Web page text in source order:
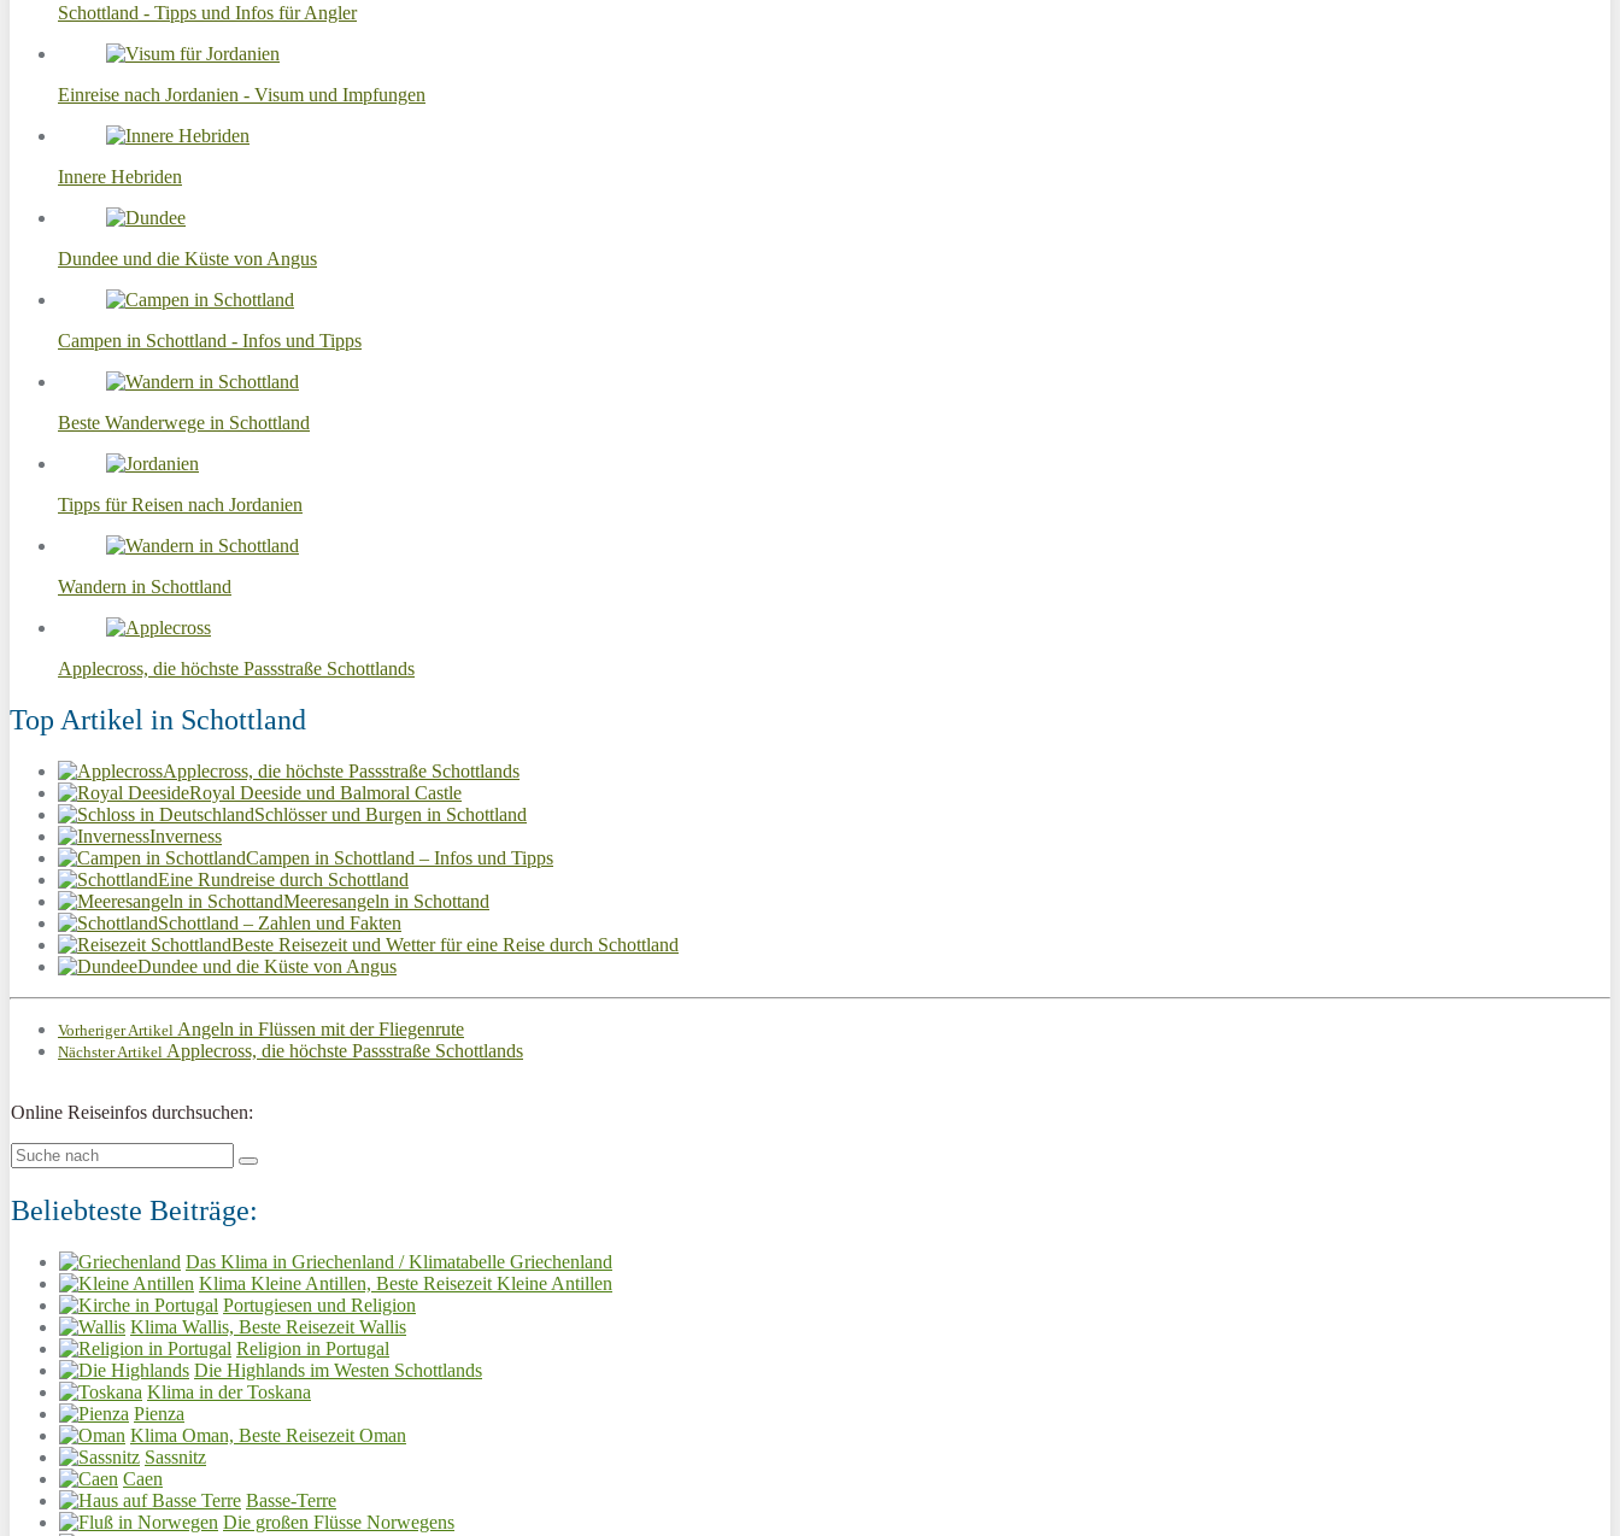
Schottland - Tipps und Infos für Angler
Einreise nach Jordanien - Visum und Impfungen
Innere Hebriden
Dundee und die Küste von Angus
Campen in Schottland - Infos und Tipps
Beste Wanderwege in Schottland
Tipps für Reisen nach Jordanien
Wandern in Schottland
Applecross, die höchste Passstraße Schottlands
Top Artikel in Schottland
Applecross, die höchste Passstraße Schottlands
Royal Deeside und Balmoral Castle
Schlösser und Burgen in Schottland
Inverness
Campen in Schottland – Infos und Tipps
Eine Rundreise durch Schottland
Meeresangeln in Schottand
Schottland – Zahlen und Fakten
Beste Reisezeit und Wetter für eine Reise durch Schottland
Dundee und die Küste von Angus
Vorheriger Artikel Angeln in Flüssen mit der Fliegenrute
Nächster Artikel Applecross, die höchste Passstraße Schottlands
Online Reiseinfos durchsuchen:
Beliebteste Beiträge:
Das Klima in Griechenland / Klimatabelle Griechenland
Klima Kleine Antillen, Beste Reisezeit Kleine Antillen
Portugiesen und Religion
Klima Wallis, Beste Reisezeit Wallis
Religion in Portugal
Die Highlands im Westen Schottlands
Klima in der Toskana
Pienza
Klima Oman, Beste Reisezeit Oman
Sassnitz
Caen
Basse-Terre
Die großen Flüsse Norwegens